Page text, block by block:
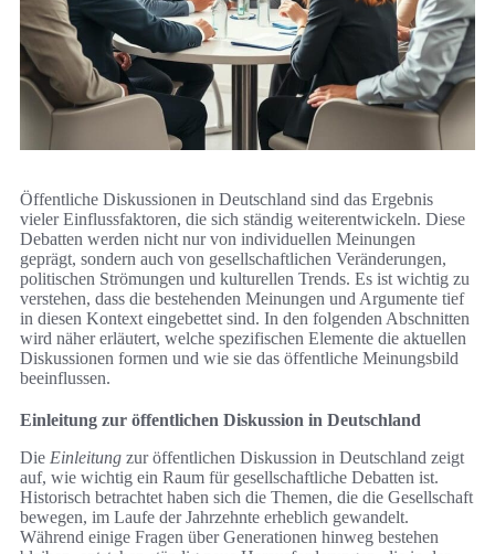
Öffentliche Diskussionen in Deutschland sind das Ergebnis
vieler Einflussfaktoren, die sich ständig weiterentwickeln. Diese
Debatten werden nicht nur von individuellen Meinungen
geprägt, sondern auch von gesellschaftlichen Veränderungen,
politischen Strömungen und kulturellen Trends. Es ist wichtig zu
verstehen, dass die bestehenden Meinungen und Argumente tief
in diesen Kontext eingebettet sind. In den folgenden Abschnitten
wird näher erläutert, welche spezifischen Elemente die aktuellen
Diskussionen formen und wie sie das öffentliche Meinungsbild
beeinflussen.
Einleitung zur öffentlichen Diskussion in Deutschland
Die Einleitung zur öffentlichen Diskussion in Deutschland zeigt
auf, wie wichtig ein Raum für gesellschaftliche Debatten ist.
Historisch betrachtet haben sich die Themen, die die Gesellschaft
bewegen, im Laufe der Jahrzehnte erheblich gewandelt.
Während einige Fragen über Generationen hinweg bestehen